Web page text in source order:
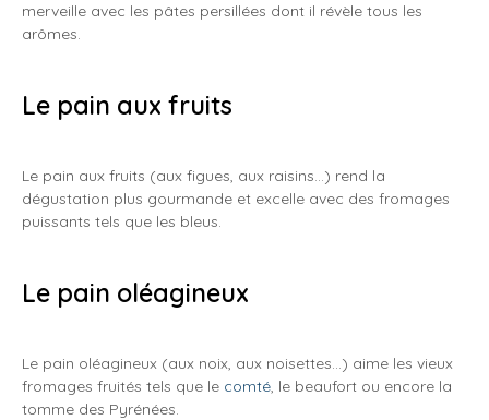
merveille avec les pâtes persillées dont il révèle tous les
arômes.
Le pain aux fruits
Le pain aux fruits (aux figues, aux raisins…) rend la
dégustation plus gourmande et excelle avec des fromages
puissants tels que les bleus.
Le pain oléagineux
Le pain oléagineux (aux noix, aux noisettes…) aime les vieux
fromages fruités tels que le comté, le beaufort ou encore la
tomme des Pyrénées.